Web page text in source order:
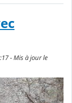
- Mis à jour le